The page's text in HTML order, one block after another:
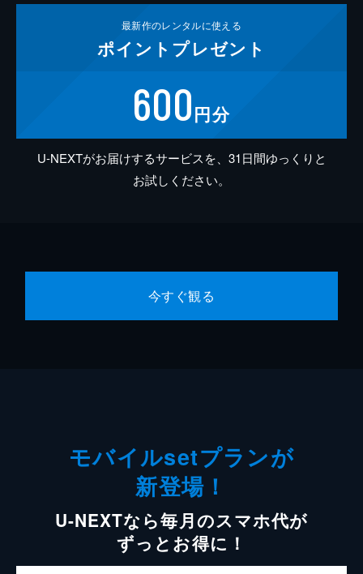
最新作のレンタルに使える
ポイント プレゼント
600円分
U-NEXTがお届けするサービスを、31日間ゆっくりと
お試しください。
今すぐ観る
モバイルsetプランが
新登場！
U-NEXTなら毎月のスマホ代が
ずっとお得に！